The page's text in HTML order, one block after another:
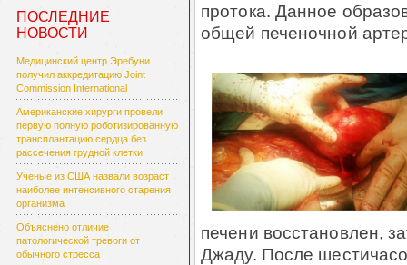
ПОСЛЕДНИЕ
НОВОСТИ
Медицинский центр Эребуни
получил аккредитацию Joint
Commission International
Американские хирурги провели
первую полную роботизированную
трансплантацию сердца без
рассечения грудной клетки
Ученые из США назвали возраст
наиболее интенсивного старения
организма
Объяснено отличие
патологической тревоги от
обычного стресса
протока. Данное
общей печеночной
печени восстановлен,
Джаду. После